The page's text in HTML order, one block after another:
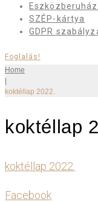
SZÉP-kártya
GDPR
Foglalás!
Home
koktéllap 2022.
koktéllap
koktéllap 2022.
Facebook